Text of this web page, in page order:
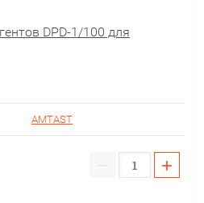
DPD-1/100 для
AMTAST
+